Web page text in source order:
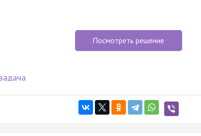
Посмотреть решение